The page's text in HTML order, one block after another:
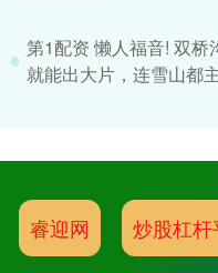
第1配资 懒人福音! 双桥
就能出大片，连雪山都
睿迎网 炒股杠杆